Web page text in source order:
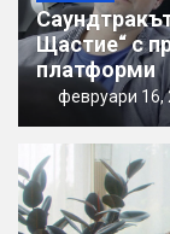
Щастие“ с
платформи
февруари 16,